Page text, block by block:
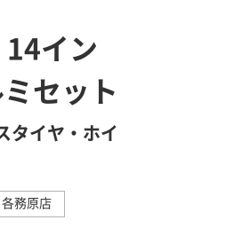
イン
セット
タイヤ・ホイ
各務原店